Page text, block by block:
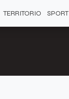
TERRITORIO SPORT